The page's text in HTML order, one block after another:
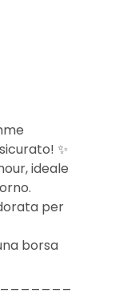
✨
ideale
per
borsa